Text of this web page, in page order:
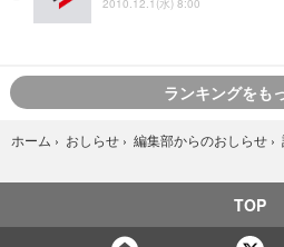
ランキングをも
ホーム › おしらせ › 編集部からのおしらせ ›
TOP